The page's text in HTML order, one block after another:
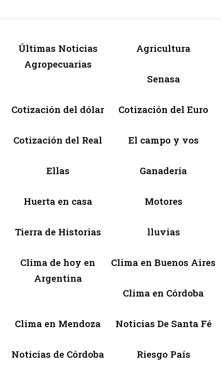
Últimas Noticias
Agropecuarias
Agricultura
Senasa
Cotización del dólar Cotización del Euro
Cotización del Real El campo y vos
Ellas Ganadería
Huerta en casa Motores
Tierra de Historias lluvias
Clima de hoy en
Argentina
Clima en Buenos Aires
Clima en Córdoba
Clima en Mendoza Noticias De Santa Fé
Noticias de Córdoba Riesgo País